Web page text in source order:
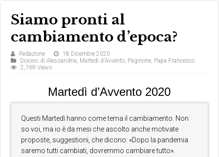
Siamo pronti al
cambiamento d’epoca?
Redazione
18 Dicembre 2020
Diocesi di Alessandria, Martedì d'Avvento, Paginone, Papa Francesco
2,769 Views
Martedì d’Avvento 2020
Questi Martedì hanno come tema il cambiamento. Non
so voi, ma io è da mesi che ascolto anche motivate
proposte, suggestioni, che dicono: «Dopo la pandemia
saremo tutti cambiati, dovremmo cambiare tutto».